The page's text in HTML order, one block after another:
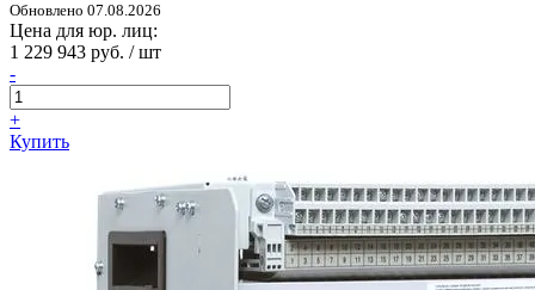
Обновлено 07.08.2026
Цена для юр. лиц:
1 229 943 руб. / шт
-
+
Купить